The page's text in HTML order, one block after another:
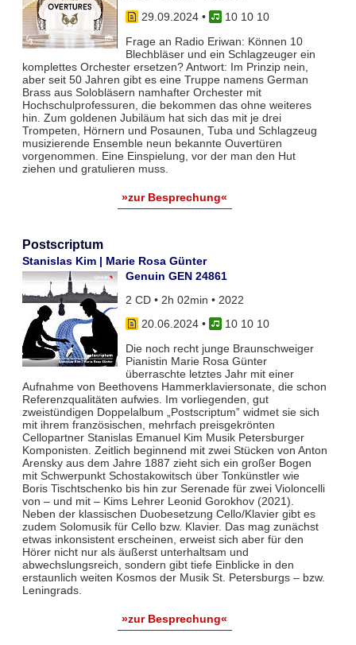
29.09.2024•
10 10 10
Frage an Radio Eriwan: Können 10
Blechbläser und ein Schlagzeuger ein
komplettes Orchester ersetzen? Antwort: Im Prinzip nein,
aber seit 50 Jahren gibt es eine Truppe namens German
Brass aus Solobläsern namhafter Orchester mit
Hochschulprofessuren, die bekommen das ohne weiteres
hin. Zum goldenen Jubiläum hat sich das mit je drei
Trompeten, Hörnern und Posaunen, Tuba und Schlagzeug
musizierende Ensemble neun bekannte Ouvertüren
vorgenommen. Eine Einspielung, vor der man den Hut
ziehen und gratulieren muss.
»zur Besprechung«
Postscriptum
Stanislas Kim | Marie Rosa Günter
Genuin GEN 24861
2 CD • 2h 02min • 2022
20.06.2024•
10 10 10
Die noch recht junge Braunschweiger
Pianistin Marie Rosa Günter
überraschte letztes Jahr mit einer
Aufnahme von Beethovens Hammerklaviersonate, die schon
Referenzqualitäten aufwies. Im vorliegenden, gut
zweistündigen Doppelalbum „Postscriptum‟ widmet sie sich
mit ihrem französischen, mehrfach preisgekrönten
Cellopartner Stanislas Emanuel Kim Musik Petersburger
Komponisten. Zeitlich beginnend mit zwei Stücken von Anton
Arensky aus dem Jahre 1887 zieht sich ein großer Bogen
mit Schwerpunkt Schostakowitsch über Tonkünstler wie
Boris Tischtschenko bis hin zur Serenade für zwei Violoncelli
von – und mit – Kims Lehrer Leonid Gorokhov (2021).
Neben der klassischen Duobesetzung Cello/Klavier gibt es
zudem Solomusik für Cello bzw. Klavier. Das mag zunächst
etwas inkonsistent erscheinen, erweist sich aber für den
Hörer nicht nur als äußerst unterhaltsam und
abwechslungsreich, sondern gibt tiefe Einblicke in den
erstaunlich weiten Kosmos der Musik St. Petersburgs – bzw.
Leningrads.
»zur Besprechung«